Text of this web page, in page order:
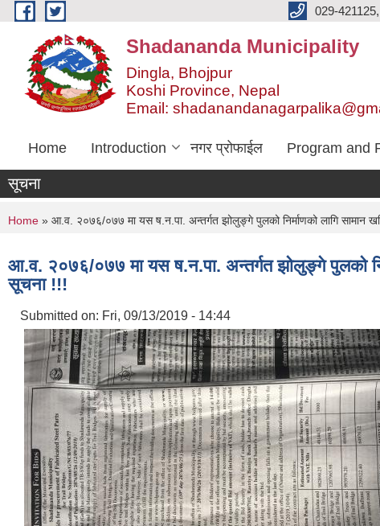
Skip to main content 029-
Shadananda Municipality
Dingla, Bhojpur
Koshi Province, Nepal
Email:
Home Introduction नगर प्रोफाईल Program and
सूचना
You are here
Home » आ.व. २०७६/०७७ मा यस ष.न.पा. अन्तर्गत झोलुङ्गे पुलको निर्माणको लागि सामान
आ.व. २०७६/०७७ मा यस ष.न.पा. अन्तर्गत झोलुङ्गे पुलको
सूचना !!!
Submitted on: Fri, 09/13/2019 - 14:44